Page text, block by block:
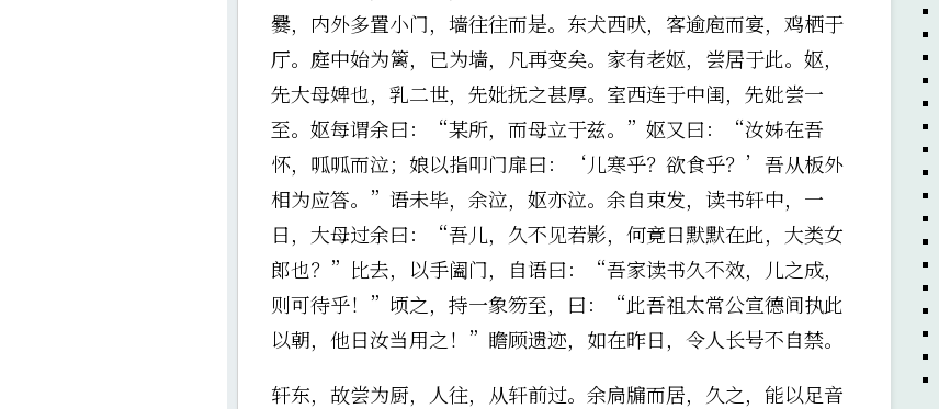
爨，内外多置小门，墙往往而是。东犬西吠，客逾庖而宴，鸡栖于
厅。庭中始为篱，已为墙，凡再变矣。家有老妪，尝居于此。妪，
先大母婢也，乳二世，先妣抚之甚厚。室西连于中闺，先妣尝一
至。妪每谓余曰：“某所，而母立于兹。”妪又曰：“汝姊在吾
怀，呱呱而泣；娘以指叩门扉曰：‘儿寒乎？欲食乎？’吾从板外
相为应答。”语未毕，余泣，妪亦泣。余自束发，读书轩中，一
日，大母过余曰：“吾儿，久不见若影，何竟日默默在此，大类女
郎也？”比去，以手阖门，自语曰：“吾家读书久不效，儿之成，
则可待乎！”顷之，持一象笏至，曰：“此吾祖太常公宣德间执此
以朝，他日汝当用之！”瞻顾遗迹，如在昨日，令人长号不自禁。
轩东，故尝为厨，人往，从轩前过。余扃牖而居，久之，能以足音